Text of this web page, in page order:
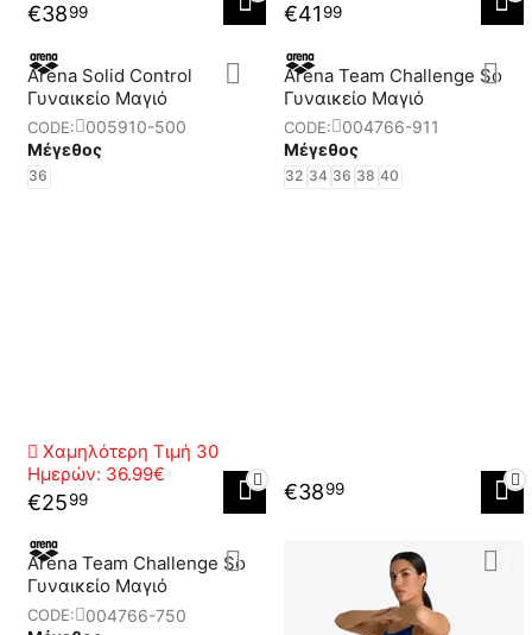
€3899 €41 99
Arena Solid Control
Γυναικείο Μαγιό
CODE:
005910-500
Μέγεθος
36
Χαμηλότερη Τιμή 30
Ημερών: 36.99€
€2599
Arena Team Challenge So
Γυναικείο Μαγιό
CODE:
004766-911
Μέγεθος
32 34 36 38 40
€3899
Arena Team Challenge So
Γυναικείο Μαγιό
CODE:
004766-750